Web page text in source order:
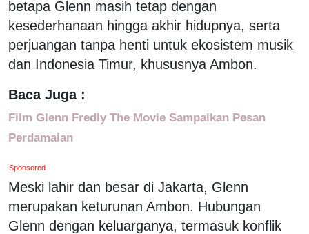
betapa Glenn masih tetap dengan
kesederhanaan hingga akhir hidupnya, serta
perjuangan tanpa henti untuk ekosistem musik
dan Indonesia Timur, khususnya Ambon.
Baca Juga :
Film Glenn Fredly The Movie Sampaikan Pesan
Perdamaian
Sponsored
Meski lahir dan besar di Jakarta, Glenn
merupakan keturunan Ambon. Hubungan
Glenn dengan keluarganya, termasuk konflik